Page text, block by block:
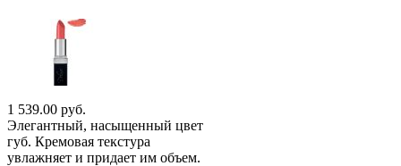
1 539.00 руб.
Элегантный, насыщенный цвет
губ. Кремовая текстура
увлажняет и придает им объем.